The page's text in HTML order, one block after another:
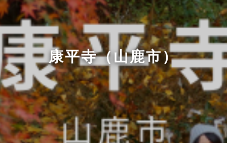
康平寺（山鹿市）